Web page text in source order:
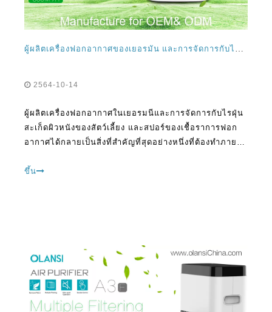
ผู้ผลิตเครื่องฟอกอากาศของเยอรมัน และการจัดการกับไรฝุ่น สะเก็ดผิวหนังของสัตว์เลี้ยง และสปอร์ของเชื้อรา
2564-10-14
สะเก็ดผิวหนังของสัตว์เลี้ยง และสปอร์ของเชื้อราการฟอก
บ้านในปัจจุบันนี่คือยุคข้อมูลข่าวสารที่หลายสิ่งหลายอย่าง
เข้าใจดีขึ้นและมีวิธีแก้ปัญหาที่เหมาะสมเพื่อจัดการกับสิ่ง
เดียวกันหนึ่ง o
ขึ้น